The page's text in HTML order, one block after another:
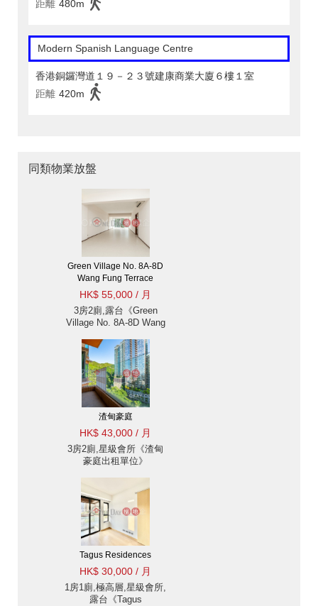
距離 480m
Modern Spanish Language Centre
香港銅鑼灣道１９－２３號建康商業大廈６樓１室
距離 420m
同類物業放盤
Green Village No. 8A-8D
Wang Fung Terrace
HK$ 55,000 / 月
3房2廁,露台《Green
Village No. 8A-8D Wang
渣甸豪庭
HK$ 43,000 / 月
3房2廁,星級會所《渣甸
豪庭出租單位》
Tagus Residences
HK$ 30,000 / 月
1房1廁,極高層,星級會所,
露台《Tagus